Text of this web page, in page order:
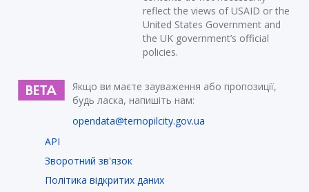
reflect the views of USAID or the
United States Government and
the UK government’s official
policies.
Якщо ви маєте зауваження або пропозиції,
будь ласка, напишіть нам:
opendata@ternopilcity.gov.ua
API
Зворотний зв'язок
Політика відкритих даних